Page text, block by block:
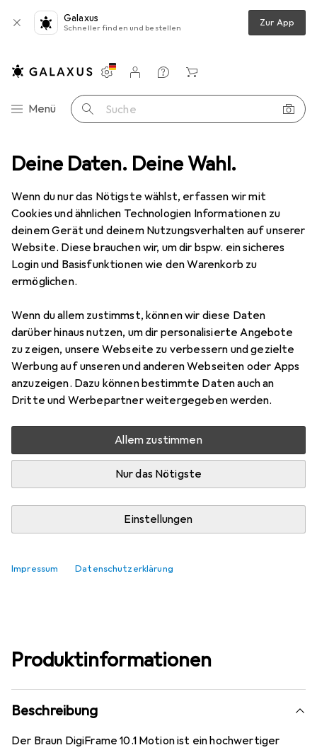
Deine Daten. Deine Wahl.
Wenn du nur das Nötigste wählst, erfassen wir mit
Cookies und ähnlichen Technologien Informationen zu
deinem Gerät und deinem Nutzungsverhalten auf unserer
Website. Diese brauchen wir, um dir bspw. ein sicheres
Login und Basisfunktionen wie den Warenkorb zu
ermöglichen.
Wenn du allem zustimmst, können wir diese Daten
darüber hinaus nutzen, um dir personalisierte Angebote
zu zeigen, unsere Webseite zu verbessern und gezielte
Werbung auf unseren und anderen Webseiten oder Apps
anzuzeigen. Dazu können bestimmte Daten auch an
Dritte und Werbepartner weitergegeben werden.
Allem zustimmen
Nur das Nötigste
Einstellungen
Impressum Datenschutzerklärung
Galaxus
Schneller finden und bestellen Zur App
Navigation nach Kategorien
Menü Suche
Einstellungen
Kundenkonto
Vergleichslisten
Merklisten
Warenkorb
Digitaler Bilderrahmen Braun Photo DigiFrame 10.1 Motion
4 Bilder
Braun Photo DigiFrame 10.1 Motion
Preis in EUR inkl. MwSt.
EUR
108,99
1
Bewertungen Marke
Mehr von Braun Photo
Zwischen Di, 11.8. und Mi, 12.8. geliefert
Nur 1 Stück an Lager beim Lieferanten
Lieferort angeben für genaue Lieferzeit
In den Warenkorb
Produktinformationen
Beschreibung
Der Braun DigiFrame 10.1 Motion ist ein hochwertiger